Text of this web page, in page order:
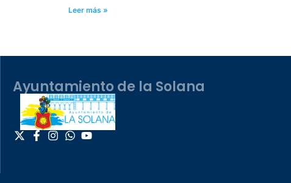
Leer más »
Ayuntamiento de la Solana